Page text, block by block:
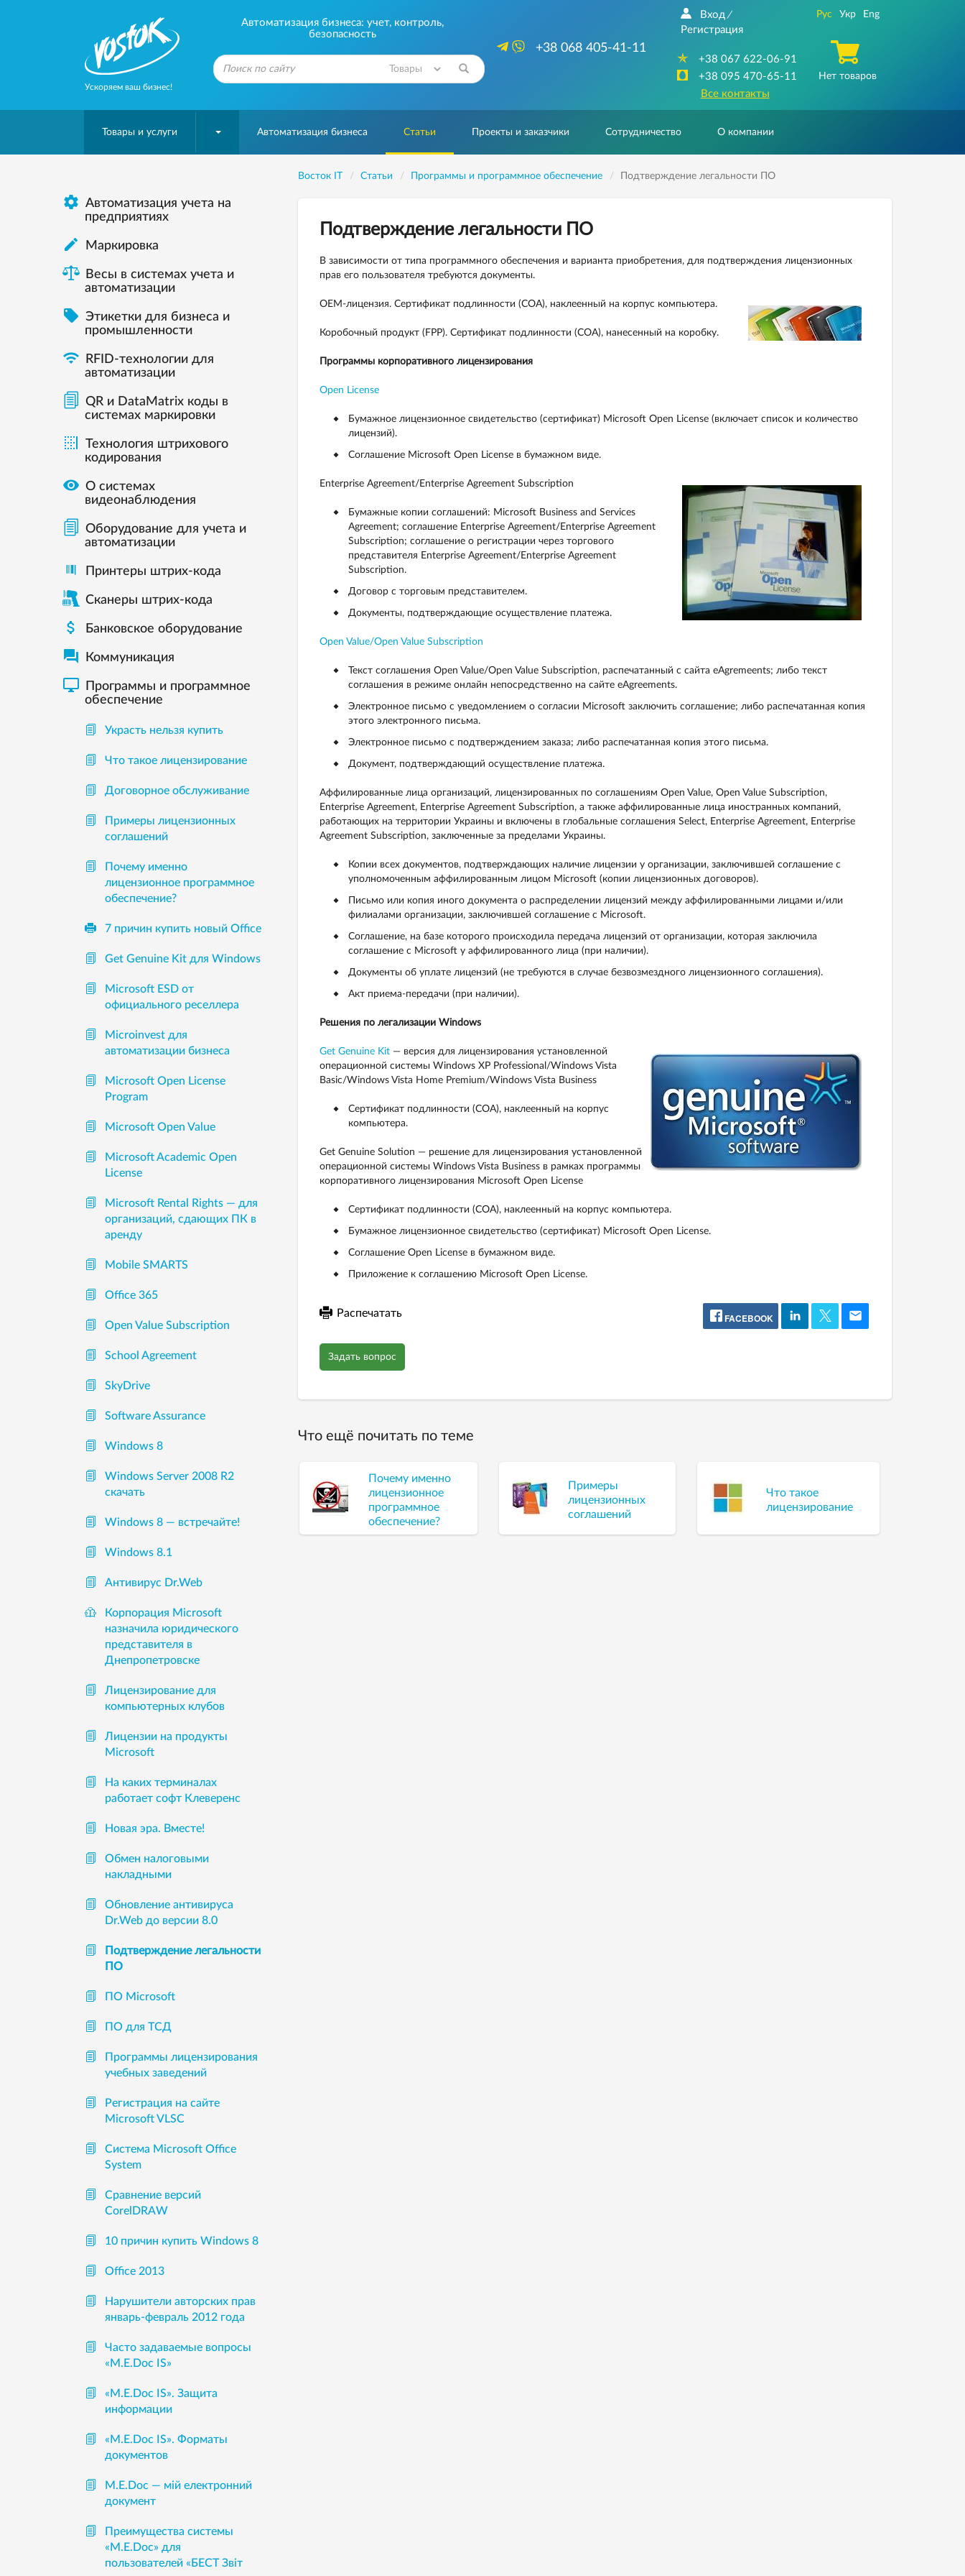
Ускоряем ваш бизнес!
Автоматизация бизнеса: учет, контроль,
безопасность
+38 068 405-41-11
Вход /
Регистрация
+38 067 622-06-91
+38 095 470-65-11
Все контакты
Рус Укр Eng
Нет товаров
Товары и услуги Автоматизация бизнеса Статьи Проекты и заказчики Сотрудничество О компании
Восток IT Статьи Программы и программное обеспечение Подтверждение легальности ПО
Подтверждение легальности ПО
В зависимости от типа программного обеспечения и варианта приобретения, для подтверждения лицензионных
прав его пользователя требуются документы.
OEM-лицензия. Cертификат подлинности (COA), наклеенный на корпус компьютера.
Коробочный продукт (FPP). Cертификат подлинности (COA), нанесенный на коробку.
Программы корпоративного лицензирования
Open License
Бумажное лицензионное свидетельство (сертификат) Microsoft Open License (включает список и количество
лицензий).
Соглашение Microsoft Open License в бумажном виде.
Enterprise Agreement/Enterprise Agreement Subscription
Бумажные копии соглашений: Microsoft Business and Services
Agreement; соглашение Enterprise Agreement/Enterprise Agreement
Subscription; соглашение о регистрации через торгового
представителя Enterprise Agreement/Enterprise Agreement
Subscription.
Договор с торговым представителем.
Документы, подтверждающие осуществление платежа.
Open Value/Open Value Subscription
Текст соглашения Open Value/Open Value Subscription, распечатанный с сайта eAgremeents; либо текст
соглашения в режиме онлайн непосредственно на сайте eAgreements.
Электронное письмо с уведомлением о согласии Microsoft заключить соглашение; либо распечатанная копия
этого электронного письма.
Электронное письмо с подтверждением заказа; либо распечатанная копия этого письма.
Документ, подтверждающий осуществление платежа.
Аффилированные лица организаций, лицензированных по соглашениям Open Value, Open Value Subscription,
Enterprise Agreement, Enterprise Agreement Subscription, а также аффилированные лица иностранных компаний,
работающих на территории Украины и включены в глобальные соглашения Select, Enterprise Agreement, Enterprise
Agreement Subscription, заключенные за пределами Украины.
Копии всех документов, подтверждающих наличие лицензии у организации, заключившей соглашение с
уполномоченным аффилированным лицом Microsoft (копии лицензионных договоров).
Письмо или копия иного документа о распределении лицензий между аффилированными лицами и/или
филиалами организации, заключившей соглашение с Microsoft.
Соглашение, на базе которого происходила передача лицензий от организации, которая заключила
соглашение с Microsoft у аффилированного лица (при наличии).
Документы об уплате лицензий (не требуются в случае безвозмездного лицензионного соглашения).
Акт приема-передачи (при наличии).
Решения по легализации Windows
Get Genuine Kit— версия для лицензирования установленной
операционной системы Windows XP Professional/Windows Vista
Basic/Windows Vista Home Premium/Windows Vista Business
Сертификат подлинности (COA), наклеенный на корпус
компьютера.
Get Genuine Solution — решение для лицензирования установленной
операционной системы Windows Vista Business в рамках программы
корпоративного лицензирования Microsoft Open License
Сертификат подлинности (COA), наклеенный на корпус компьютера.
Бумажное лицензионное свидетельство (сертификат) Microsoft Open License.
Соглашение Open License в бумажном виде.
Приложение к соглашению Microsoft Open License.
Распечатать FACEBOOK
Задать вопрос
Что ещё почитать по теме
Почему именно
лицензионное
программное
обеспечение?
Примеры
лицензионных
соглашений
Что такое
лицензирование
 Автоматизация учета на
предприятиях
 Маркировка
Весы в системах учета и
автоматизации
 Этикетки для бизнеса и
промышленности

RFID-технологии для
автоматизации
QR и DataMatrix коды в
системах маркировки

Технология штрихового
кодирования
 О системах
видеонаблюдения
Оборудование для учета и
автоматизации
Принтеры штрих-кода
Сканеры штрих-кода
 Банковское оборудование
 Коммуникация

Программы и программное
обеспечение
Украсть нельзя купить
Что такое лицензирование
Договорное обслуживание
Примеры лицензионных
соглашений
Почему именно
лицензионное программное
обеспечение?
7 причин купить новый Office
Get Genuine Kit для Windows
Microsoft ESD от
официального реселлера
Microinvest для
автоматизации бизнеса
Microsoft Open License
Program
Microsoft Open Value
Microsoft Academic Open
License
Microsoft Rental Rights — для
организаций, сдающих ПК в
аренду
Mobile SMARTS
Office 365
Open Value Subscription
School Agreement
SkyDrive
Software Assurance
Windows 8
Windows Server 2008 R2
скачать
Windows 8 — встречайте!
Windows 8.1
Антивирус Dr.Web
Корпорация Microsoft
назначила юридического
представителя в
Днепропетровске
Лицензирование для
компьютерных клубов
Лицензии на продукты
Microsoft
На каких терминалах
работает софт Клеверенс
Новая эра. Вместе!
Обмен налоговыми
накладными
Обновление антивируса
Dr.Web до версии 8.0
Подтверждение легальности
ПО
ПО Microsoft
ПО для ТСД
Программы лицензирования
учебных заведений
Регистрация на сайте
Microsoft VLSC
Система Microsoft Office
System
Сравнение версий
CorelDRAW
10 причин купить Windows 8
Office 2013
Нарушители авторских прав
январь-февраль 2012 года
Часто задаваемые вопросы
«М.Е.Doc IS»
«M.E.Doc IS». Защита
информации
«M.E.Doc IS». Форматы
документов
М.Е.Doc — мій електронний
документ
Преимущества системы
«М.Е.Doc» для
пользователей «БЕСТ Звіт